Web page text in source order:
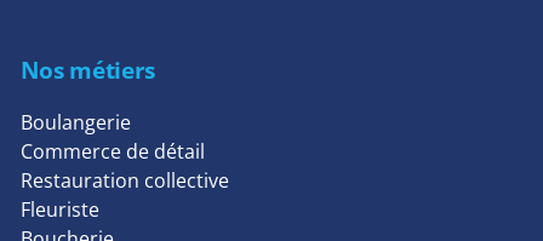
Nos métiers
Boulangerie
Commerce de détail
Restauration collective
Fleuriste